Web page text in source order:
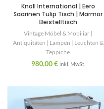
Knoll International | Eero
Saarinen Tulip Tisch | Marmor
Beistelltisch
Vintage Möbel & Mobiliar |
Antiquitäten | Lampen | Leuchten &
Teppiche
980,00€ inkl. MwSt.